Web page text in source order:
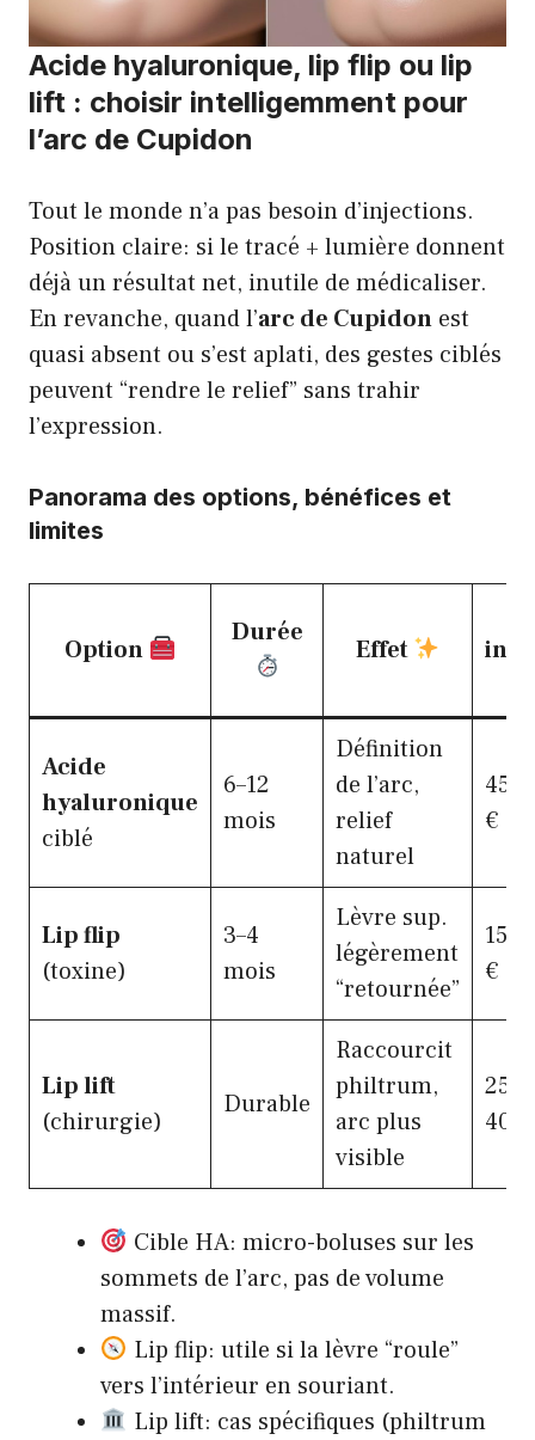
Acide hyaluronique, lip flip ou lip
lift : choisir intelligemment pour
l’arc de Cupidon
Tout le monde n’a pas besoin d’injections.
Position claire: si le tracé + lumière donnent
déjà un résultat net, inutile de médicaliser.
En revanche, quand l’arc de Cupidon est
quasi absent ou s’est aplati, des gestes ciblés
peuvent “rendre le relief” sans trahir
l’expression.
Panorama des options, bénéfices et
limites
Option
Durée
Effet
Acide
hyaluronique
ciblé
6–12
mois
Définition
de l’arc,
relief
naturel
€
Lip flip
(toxine)
3–4
mois
Lèvre sup.
légèrement
“retournée”
€
Lip lift
(chirurgie)
Durable
Raccourcit
philtrum,
arc plus
visible
Cible HA: micro-boluses sur les
sommets de l’arc, pas de volume
massif.
Lip flip: utile si la lèvre “roule”
vers l’intérieur en souriant.
Lip lift: cas spécifiques (philtrum